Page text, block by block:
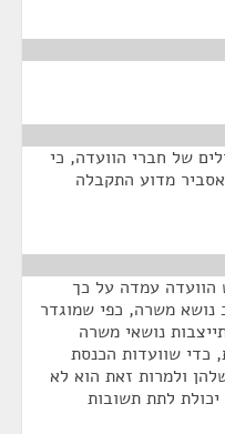
של חברי הוועדה, כי
אסביר מדוע התקבלה
הוועדה עמדה על כך
נושא משרה, כפי שמוגדר
נושאי משרה
כדי שוועדות הכנסת
ולמרות זאת הוא לא
לתת תשובות